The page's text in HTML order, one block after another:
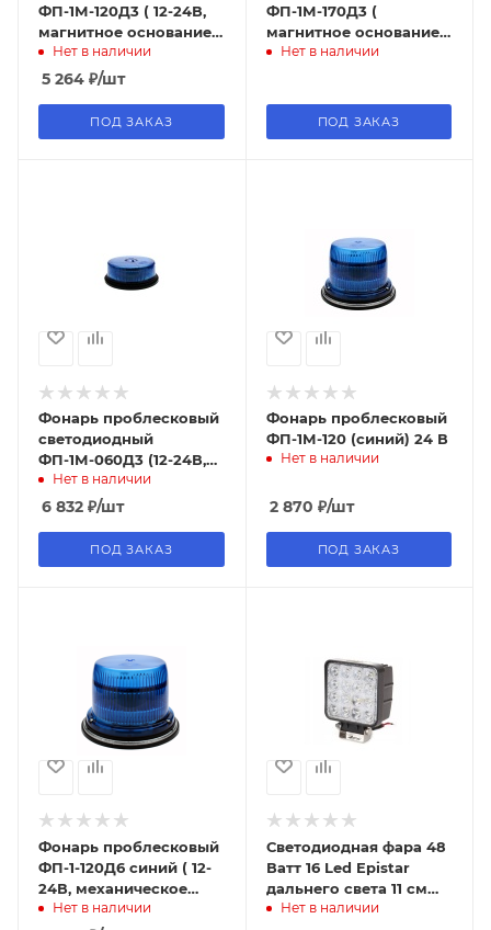
ФП-1М-120Д3 ( 12-24В,
магнитное основание,
светодиоды 3 шт)
Нет в наличии
5 264 ₽/шт
ПОД ЗАКАЗ
ФП-1М-170Д3 (
магнитное основание,
светодиоды 3 шт)
Нет в наличии
ПОД ЗАКАЗ
Фонарь проблесковый
светодиодный
ФП-1М-060Д3 (12-24В,
магнитное основание,
цвет синий)
Нет в наличии
6 832 ₽/шт
ПОД ЗАКАЗ
Фонарь проблесковый
ФП-1М-120 (синий) 24 В
Нет в наличии
2 870 ₽/шт
ПОД ЗАКАЗ
Фонарь проблесковый
ФП-1-120Д6 синий ( 12-
24В, механическое
крепление, сверх-
Нет в наличии
Светодиодная фара 48
Ватт 16 Led Epistar
дальнего света 11 см
IP67 PRO 70 мм
Нет в наличии